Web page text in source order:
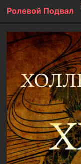
Ролевой Подвал